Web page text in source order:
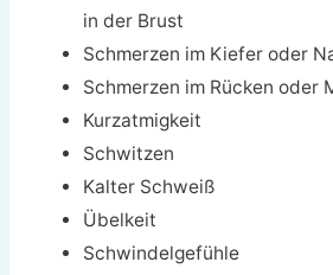
in der Brust
Schmerzen im Kiefer oder
Schmerzen im Rücken oder
Kurzatmigkeit
Schwitzen
Kalter Schweiß
Übelkeit
Schwindelgefühle